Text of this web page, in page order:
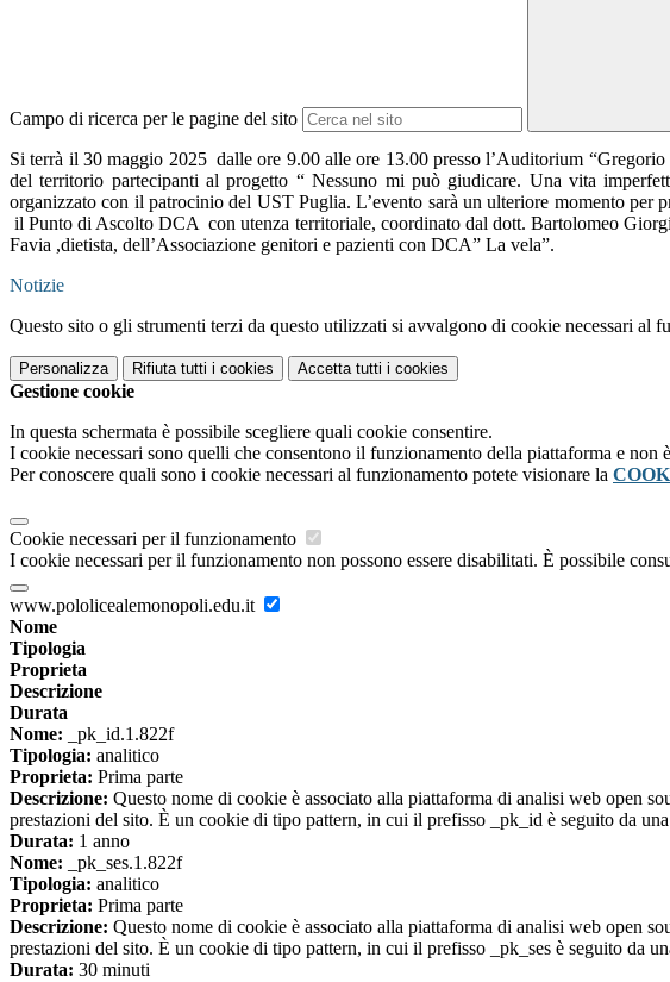
Campo di ricerca per le pagine del sito
Si terrà il 30 maggio 2025 dalle ore 9.00 alle ore 13.00 presso l’Auditorium
del territorio partecipanti al progetto “ Nessuno mi può giudicare. Una vita
organizzato con il patrocinio del UST Puglia. L’evento sarà un ulteriore momento
il Punto di Ascolto DCA con utenza territoriale, coordinato dal dott. Bartolomeo
Favia ,dietista, dell’Associazione genitori e pazienti con DCA” La vela”.
Notizie
Questo sito o gli strumenti terzi da questo utilizzati si avvalgono di cookie necessari al
Personalizza Rifiuta tutti i cookies Accetta tutti i cookies
Gestione cookie
In questa schermata è possibile scegliere quali cookie consentire.
I cookie necessari sono quelli che consentono il funzionamento della piattaforma e non
Per conoscere quali sono i cookie necessari al funzionamento potete visionare la
Cookie necessari per il funzionamento
I cookie necessari per il funzionamento non possono essere disabilitati. È possibile
www.pololicealemonopoli.edu.it
Nome
Tipologia
Proprieta
Descrizione
Durata
Nome: _pk_id.1.822f
Tipologia: analitico
Proprieta: Prima parte
Descrizione: Questo nome di cookie è associato alla piattaforma di analisi web open
prestazioni del sito. È un cookie di tipo pattern, in cui il prefisso _pk_id è seguito da
Durata: 1 anno
Nome: _pk_ses.1.822f
Tipologia: analitico
Proprieta: Prima parte
Descrizione: Questo nome di cookie è associato alla piattaforma di analisi web open
prestazioni del sito. È un cookie di tipo pattern, in cui il prefisso _pk_ses è seguito da
Durata: 30 minuti